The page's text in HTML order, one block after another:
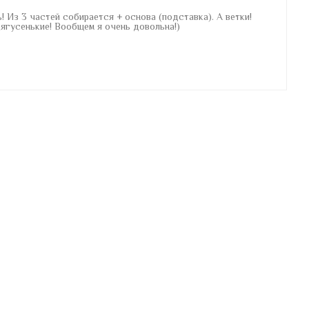
Из 3 частей собирается + основа (подставка). А ветки!
Вообщем я очень довольна!)